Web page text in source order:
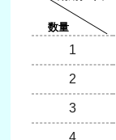
1
2
3
4